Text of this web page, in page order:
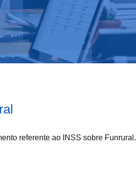
referente ao INSS sobre Funrural.